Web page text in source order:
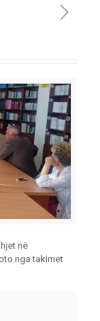
në
nga takimet